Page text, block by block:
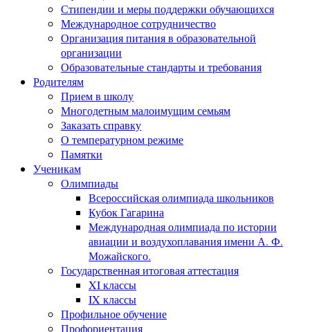
Стипендии и меры поддержки обучающихся
Международное сотрудничество
Организация питания в образовательной
организации
Образовательные стандарты и требования
Родителям
Прием в школу
Многодетным малоимущим семьям
Заказать справку
О температурном режиме
Памятки
Ученикам
Олимпиады
Всероссийская олимпиада школьников
Кубок Гагарина
Международная олимпиада по истории
авиации и воздухоплавания имени А. Ф.
Можайского.
Государственная итоговая аттестация
XI классы
IX классы
Профильное обучение
Профориентация